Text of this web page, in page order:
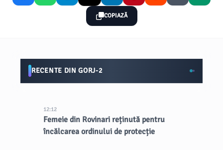
COPIAZĂ
RECENTE DIN GORJ-2
12:12
Femeie din Rovinari reținută pentru
încălcarea ordinului de protecție